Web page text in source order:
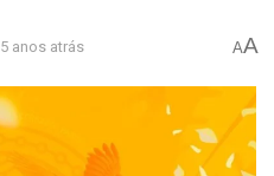
5 anos atrás AA